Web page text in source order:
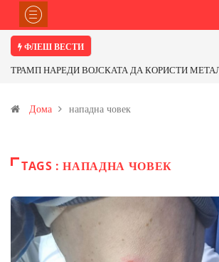
ФЛЕШ ВЕСТИ
ТРАМП НАРЕДИ ВОЈСКАТА ДА КОРИСТИ
Иловица и со антимонот?
Дома нападна човек
TAGS : НАПАДНА ЧОВЕК